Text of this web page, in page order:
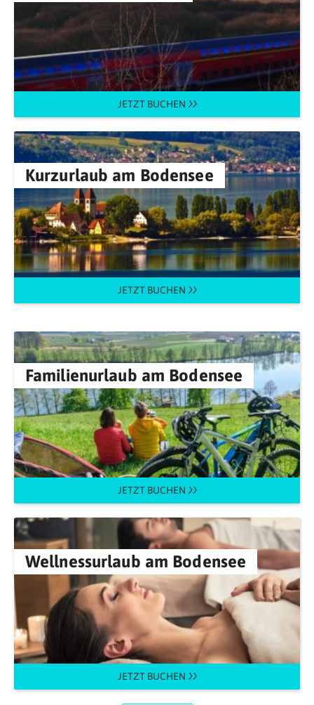
JETZT BUCHEN
Kurzurlaub am Bodensee
JETZT BUCHEN
Familienurlaub am Bodensee
JETZT BUCHEN
Wellnessurlaub am Bodensee
JETZT BUCHEN